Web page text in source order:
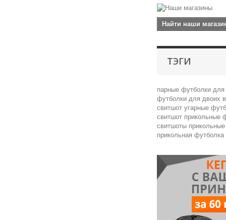
Найти наши
ТЭГИ
парные футболки
футболки для двоих
свитшот угарные
свитшот прикольные
свитшоты
прикольная футболка